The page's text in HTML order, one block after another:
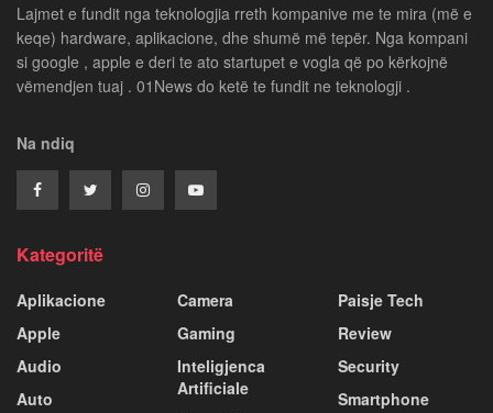
Lajmet e fundit nga teknologjia rreth kompanive me te mira (më e
keqe) hardware, aplikacione, dhe shumë më tepër. Nga kompani
si google , apple e deri te ato startupet e vogla që po kërkojnë
vëmendjen tuaj . 01News do ketë te fundit ne teknologji .
Na ndiq
Kategoritë
Aplikacione
Apple
Audio
Auto
Camera
Gaming
Inteligjenca
Artificiale
Paisje Tech
Review
Security
Smartphone